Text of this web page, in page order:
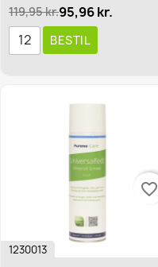
119,95 kr.95,96 kr.
BESTIL
1230013
favorite_border